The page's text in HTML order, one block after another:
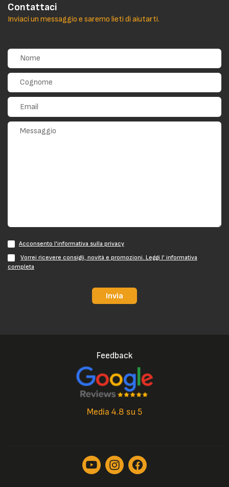
Contattaci
Inviaci un messaggio e saremo lieti di aiutarti.
Acconsento l'informativa sulla privacy
Vorrei ricevere consigli, novità e promozioni. Leggi l' informativa
completa
Invia
Feedback
Media 4.8 su 5